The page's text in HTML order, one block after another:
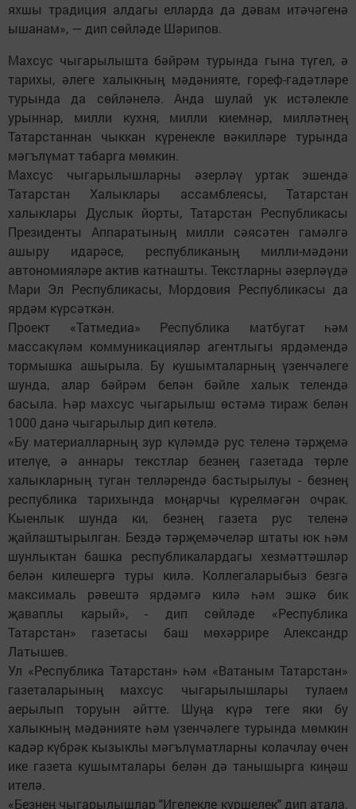
яхшы традиция алдагы елларда да дәвам итәчәгенә
ышанам», — дип сөйләде Шәрипов.
Махсус чыгарылышта бәйрәм турында гына түгел, ә
тарихы, әлеге халыкның мәдәнияте, гореф-гадәтләре
турында да сөйләнелә. Анда шулай ук истәлекле
урыннар, милли кухня, милли киемнәр, милләтнең
Татарстаннан чыккан күренекле вәкилләре турында
мәгълүмат табарга мөмкин.
Махсус чыгарылышларны әзерләү уртак эшендә
Татарстан Халыклары ассамблеясы, Татарстан
халыклары Дуслык йорты, Татарстан Республикасы
Президенты Аппаратының милли сәясәтен гамәлгә
ашыру идарәсе, республиканың милли-мәдәни
автономияләре актив катнашты. Текстларны әзерләүдә
Мари Эл Республикасы, Мордовия Республикасы да
ярдәм күрсәткән.
Проект «Татмедиа» Республика матбугат һәм
массакүләм коммуникацияләр агентлыгы ярдәмендә
тормышка ашырыла. Бу кушымталарның үзенчәлеге
шунда, алар бәйрәм белән бәйле халык телендә
басыла. Һәр махсус чыгарылыш өстәмә тираж белән
1000 данә чыгарылыр дип көтелә.
«Бу материалларның зур күләмдә рус теленә тәрҗемә
ителүе, ә аннары текстлар безнең газетада төрле
халыкларның туган телләрендә бастырылуы - безнең
республика тарихында моңарчы күрелмәгән очрак.
Кыенлык шунда ки, безнең газета рус теленә
җайлаштырылган. Бездә тәрҗемәчеләр штаты юк һәм
шунлыктан башка республикалардагы хезмәттәшләр
белән килешергә туры килә. Коллегаларыбыз безгә
максималь рәвештә ярдәмгә килә һәм эшкә бик
җаваплы карый», - дип сөйләде «Республика
Татарстан» газетасы баш мөхәррире Александр
Латышев.
Ул «Республика Татарстан» һәм «Ватаным Татарстан»
газеталарының махсус чыгарылышлары тулаем
аерылып торуын әйтте. Шуңа күрә теге яки бу
халыкның мәдәнияте һәм үзенчәлеге турында мөмкин
кадәр күбрәк кызыклы мәгълүматларны колачлау өчен
ике газета кушымталары белән дә танышырга киңәш
ителә.
«Безнең чыгарылышлар "Игелекле күршелек" дип атала.